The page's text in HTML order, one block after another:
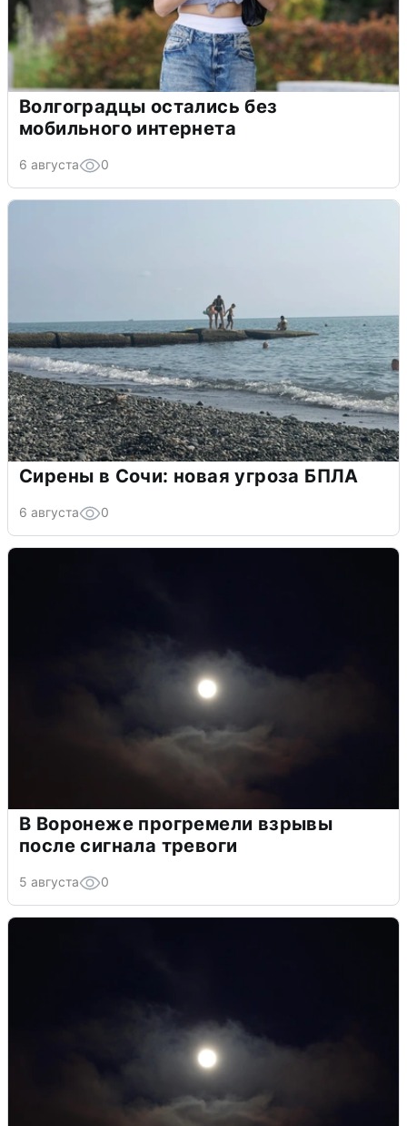
Волгоградцы остались без
мобильного интернета
6 августа 0
Сирены в Сочи: новая угроза БПЛА
6 августа 0
В Воронеже прогремели взрывы
после сигнала тревоги
5 августа 0